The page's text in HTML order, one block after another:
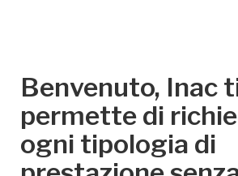
Benvenuto, Inac
permette di
ogni tipologia di